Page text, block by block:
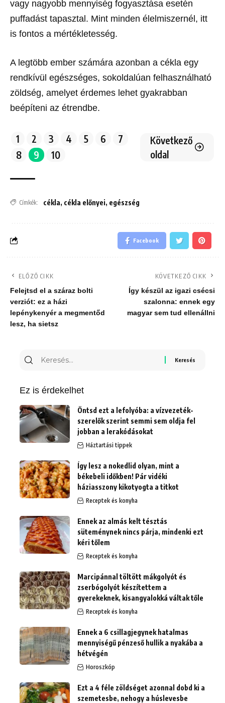
vagy nagyobb mennyiség fogyasztása esetén
puffadást tapasztal. Mint minden élelmiszernél, itt
is fontos a mértékletesség.
A legtöbb ember számára azonban a cékla egy
rendkívül egészséges, sokoldalúan felhasználható
zöldség, amelyet érdemes lehet gyakrabban
beépíteni az étrendbe.
1 2 3 4 5 6
7
8
9 10
Következő
oldal
Címkék: cékla, cékla előnyei, egészség
Facebook
ELŐZŐ CIKK
Felejtsd el a száraz bolti
verziót: ez a házi
lepénykenyér a megmentőd
lesz, ha sietsz
KÖVETKEZŐ CIKK
Így készül az igazi csécsi
szalonna: ennek egy
magyar sem tud ellenállni
Keresés
Ez is érdekelhet
Öntsd ezt a lefolyóba: a vízvezeték-
szerelők szerint semmi sem oldja fel
jobban a lerakódásokat
Háztartási tippek
Így lesz a nokedlid olyan, mint a
békebeli időkben! Pár vidéki
háziasszony kikotyogta a titkot
Receptek és konyha
Ennek az almás kelt tésztás
süteménynek nincs párja, mindenki ezt
kéri tőlem
Receptek és konyha
Marcipánnal töltött mákgolyót és
zserbógolyót készítettem a
gyerekeknek, kisangyalokká váltak tőle
Receptek és konyha
Ennek a 6 csillagjegynek hatalmas
mennyiségű pénzeső hullik a nyakába a
hétvégén
Horoszkóp
Ezt a 4 féle zöldséget azonnal dobd ki a
szemetesbe, nehogy a húslevesbe